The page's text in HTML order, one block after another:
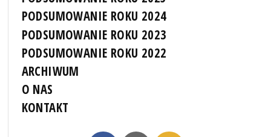
PODSUMOWANIE ROKU 2024
PODSUMOWANIE ROKU 2023
PODSUMOWANIE ROKU 2022
ARCHIWUM
O NAS
KONTAKT